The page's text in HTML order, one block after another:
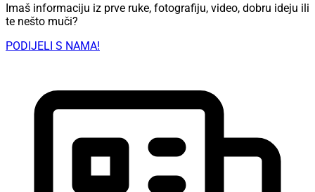
Imaš informaciju iz prve ruke, fotografiju, video, dobru ideju ili
te nešto muči?
PODIJELI S NAMA!